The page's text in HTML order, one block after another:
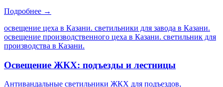
Подробнее →
освещение цеха в Казани. светильники для завода в Казани.
освещение производственного цеха в Казани. светильник для
производства в Казани.
Освещение ЖКХ: подъезды и лестницы
Антивандальные светильники ЖКХ для подъездов,